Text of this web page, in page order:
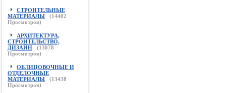
СТРОИТЕЛЬНЫЕ
МАТЕРИАЛЫ
(14402
Просмотров)
АРХИТЕКТУРА,
СТРОИТЕЛЬСТВО,
ДИЗАЙН
(13878
Просмотров)
ОБЛИЦОВОЧНЫЕ И
ОТДЕЛОЧНЫЕ
МАТЕРИАЛЫ
(13438
Просмотров)